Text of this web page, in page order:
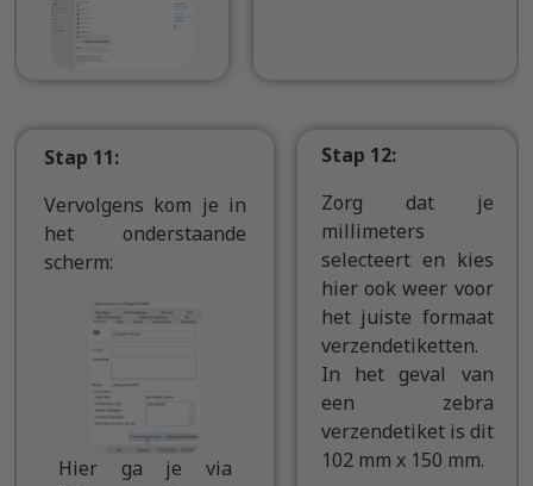
Stap 11:
Vervolgens kom je in
het onderstaande
scherm:
Hier ga je via
Stap 12:
Zorg dat je
millimeters
selecteert en kies
hier ook weer voor
het juiste formaat
verzendetiketten.
In het geval van
een zebra
verzendetiket is dit
102 mm x 150 mm.